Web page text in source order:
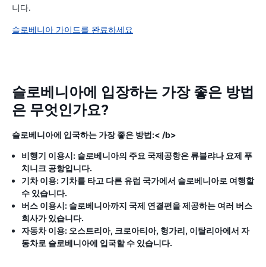
니다.
슬로베니아 가이드를 완료하세요
슬로베니아에 입장하는 가장 좋은 방법
은 무엇인가요?
슬로베니아에 입국하는 가장 좋은 방법:< /b>
비행기 이용시: 슬로베니아의 주요 국제공항은 류블랴나 요제 푸
치니크 공항입니다.
기차 이용: 기차를 타고 다른 유럽 국가에서 슬로베니아로 여행할
수 있습니다.
버스 이용시: 슬로베니아까지 국제 연결편을 제공하는 여러 버스
회사가 있습니다.
자동차 이용: 오스트리아, 크로아티아, 헝가리, 이탈리아에서 자
동차로 슬로베니아에 입국할 수 있습니다.